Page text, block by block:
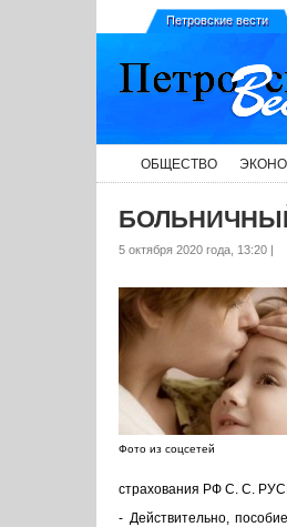
Петровские вести
ОБЩЕСТВО
5 октября 2020 года, 13:20 |
Фото из соцсетей
страхования РФ С. С.
- Действительно,